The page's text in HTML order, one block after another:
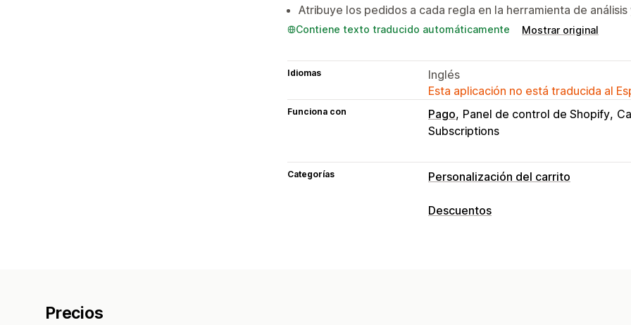
Atribuye los pedidos a cada regla en la herramienta de
Contiene texto traducido automáticamente Mostrar original
Idiomas
Inglés
Esta aplicación no está traducida al
Funciona con Pago Panel de control de Shopify
Subscriptions
Categorías Personalización del carrito
Visualización de carrito
Descuentos
Precios